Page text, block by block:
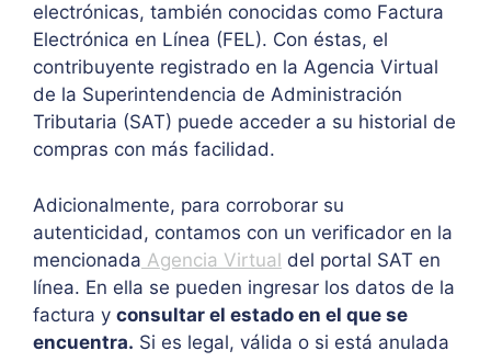
electrónicas, también conocidas como Factura
Electrónica en Línea (FEL). Con éstas, el
contribuyente registrado en la Agencia Virtual
de la Superintendencia de Administración
Tributaria (SAT) puede acceder a su historial de
compras con más facilidad.
Adicionalmente, para corroborar su
autenticidad, contamos con un verificador en la
mencionada Agencia Virtual del portal SAT en
línea. En ella se pueden ingresar los datos de la
factura y consultar el estado en el que se
encuentra. Si es legal, válida o si está anulada